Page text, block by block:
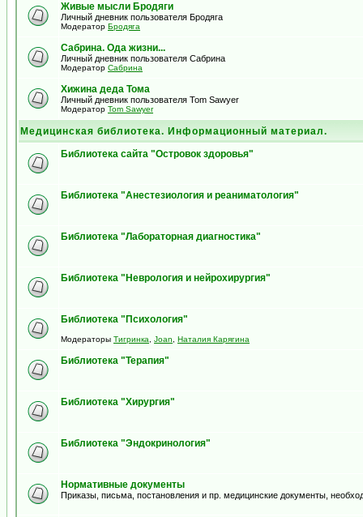
Живые мысли Бродяги
Личный дневник пользователя Бродяга
Модератор Бродяга
Сабрина. Ода жизни...
Личный дневник пользователя Сабрина
Модератор Сабрина
Хижина деда Тома
Личный дневник пользователя Tom Sawyer
Модератор Tom Sawyer
Медицинская библиотека. Информационный материал.
Библиотека сайта "Островок здоровья"
Библиотека "Анестезиология и реаниматология"
Библиотека "Лабораторная диагностика"
Библиотека "Неврология и нейрохирургия"
Библиотека "Психология"
Модераторы Тигринка Joan Наталия Карягина
Библиотека "Терапия"
Библиотека "Хирургия"
Библиотека "Эндокринология"
Нормативные документы
Приказы, письма, постановления и пр. медицинские документы,